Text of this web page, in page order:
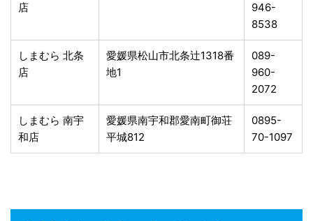
店
946-
8538
しまむら 北条
店
愛媛県松山市北条辻1318番
地1
089-
960-
2072
しまむら 南宇
和店
愛媛県南宇和郡愛南町御荘
平城812
0895-
70-1097